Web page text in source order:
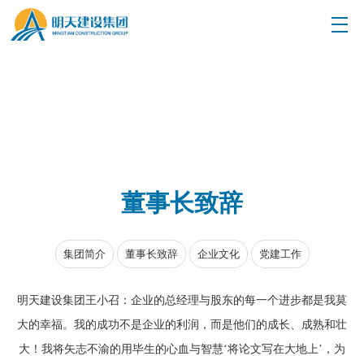
董事长致辞
集团简介 董事长致辞 企业文化 党建工作
明天建设集团王小召：企业的总经理与股东的每一个进步都是我莫
大的幸福。我的成功不是企业的利润，而是他们的成长、成熟和壮
大！我将矢志不渝的用毕生的心血与智慧‘将论文写在大地上’，为